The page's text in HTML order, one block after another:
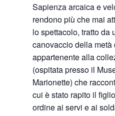
Sapienza arcaica e
rendono più che mai
lo spettacolo, tratto da
canovaccio della
appartenente alla
(ospitata presso il
Marionette) che
cui è stato rapito il
ordine ai servi e ai